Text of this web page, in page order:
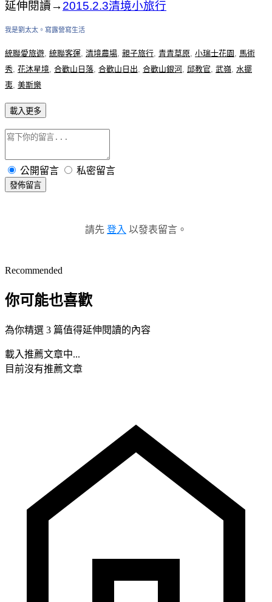
延伸閱讀→ 2015.2.3清境小旅行
我是劉太太。寫露營寫生活
統聯愛旅遊 統聯客運 清境農場 親子旅行 青青草原 小瑞士花園
馬術
秀 花沐星境 合歡山日落 合歡山日出 合歡山銀河 邱教官 武嶺 水擺
夷 美斯樂
載入更多
公開留言 私密留言
發佈留言
請先 登入 以發表留言。
Recommended
你可能也喜歡
為你精選 3 篇值得延伸閱讀的內容
載入推薦文章中...
目前沒有推薦文章